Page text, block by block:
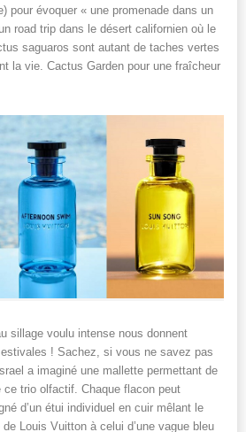
pour évoquer « une promenade dans un
road trip dans le désert californien où le
saguaros sont autant de taches vertes
la vie. Cactus Garden pour une fraîcheur
sillage voulu intense nous donnent
! Sachez, si vous ne savez pas
a imaginé une mallette permettant de
ce trio olfactif. Chaque flacon peut
d’un étui individuel en cuir mêlant le
Louis Vuitton à celui d’une vague bleu